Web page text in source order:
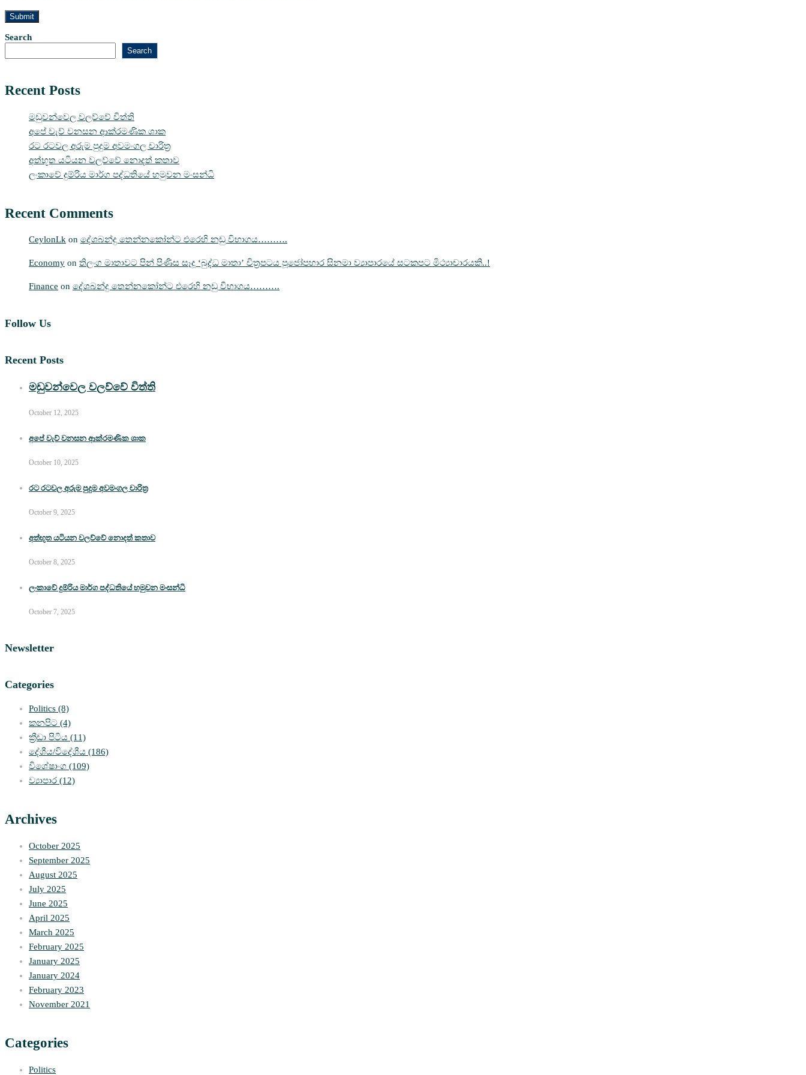
Search
Search
Recent Posts
මඩුවන්වෙල වලව්වේ විත්ති
අපේ වැව් වනසන ආක්රමණික ශාක
රට රටවල අරුම පුදුම අවමංගල චාරිත්‍ර
අත්භූත යටියන වලව්වේ නොදත් කතාව
ලංකාවේ දුම්රිය මාර්ග පද්ධතියේ හමුවන මංසන්ධි
Recent Comments
CeylonLk on දේශබන්දු තෙන්නකෝන්ට එරෙහි නඩු විභාගය……….
Economy on තිලංග මාතාවට පින් පිණිස සෑදූ ‘බුද්ධ මාතා’ චිත්‍රපටය පූජෝපහාර සිනමා ව්‍යාපාරයේ සටකපට මිථ්‍යාචාරයකි..!
Finance on දේශබන්දු තෙන්නකෝන්ට එරෙහි නඩු විභාගය……….
Follow Us
Recent Posts
මඩුවන්වෙල වලව්වේ විත්ති
October 12, 2025
අපේ වැව් වනසන ආක්රමණික ශාක
October 10, 2025
රට රටවල අරුම පුදුම අවමංගල චාරිත්‍ර
October 9, 2025
අත්භූත යටියන වලව්වේ නොදත් කතාව
October 8, 2025
ලංකාවේ දුම්රිය මාර්ග පද්ධතියේ හමුවන මංසන්ධි
October 7, 2025
Newsletter
Categories
Politics (8)
කනපිට (4)
ක්‍රීඩා පිටිය (11)
දේශීය/විදේශීය (186)
විශේෂාංග (109)
ව්‍යාපාර (12)
Archives
October 2025
September 2025
August 2025
July 2025
June 2025
April 2025
March 2025
February 2025
January 2025
January 2024
February 2023
November 2021
Categories
Politics